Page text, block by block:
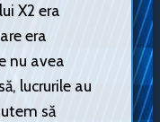
X2 era
era
nu avea
lucrurile au
să